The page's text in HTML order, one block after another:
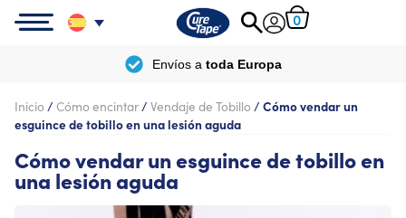
0
Envíogratisa partir de
Inicio / Cómo encintar/ Vendaje de Tobillo / Cómo vendar un
esguince de tobillo en una lesión aguda
Cómo vendar un esguince de tobillo en
una lesión aguda